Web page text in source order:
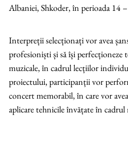
Albaniei, Shkoder, în perioada 14
Interpreții selecționați vor avea
profesioniști și să își perfecționeze
muzicale, în cadrul lecțiilor
proiectului, participanții vor
concert memorabil, în care vor
aplicare tehnicile învățate în cadrul